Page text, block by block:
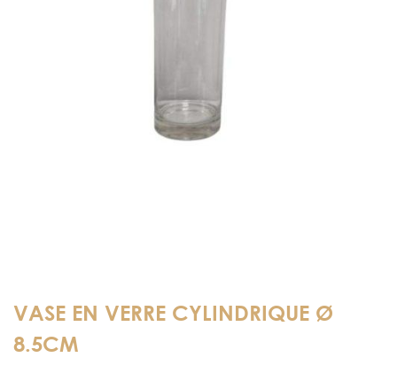
VASE EN VERRE CYLINDRIQUE Ø
8.5CM